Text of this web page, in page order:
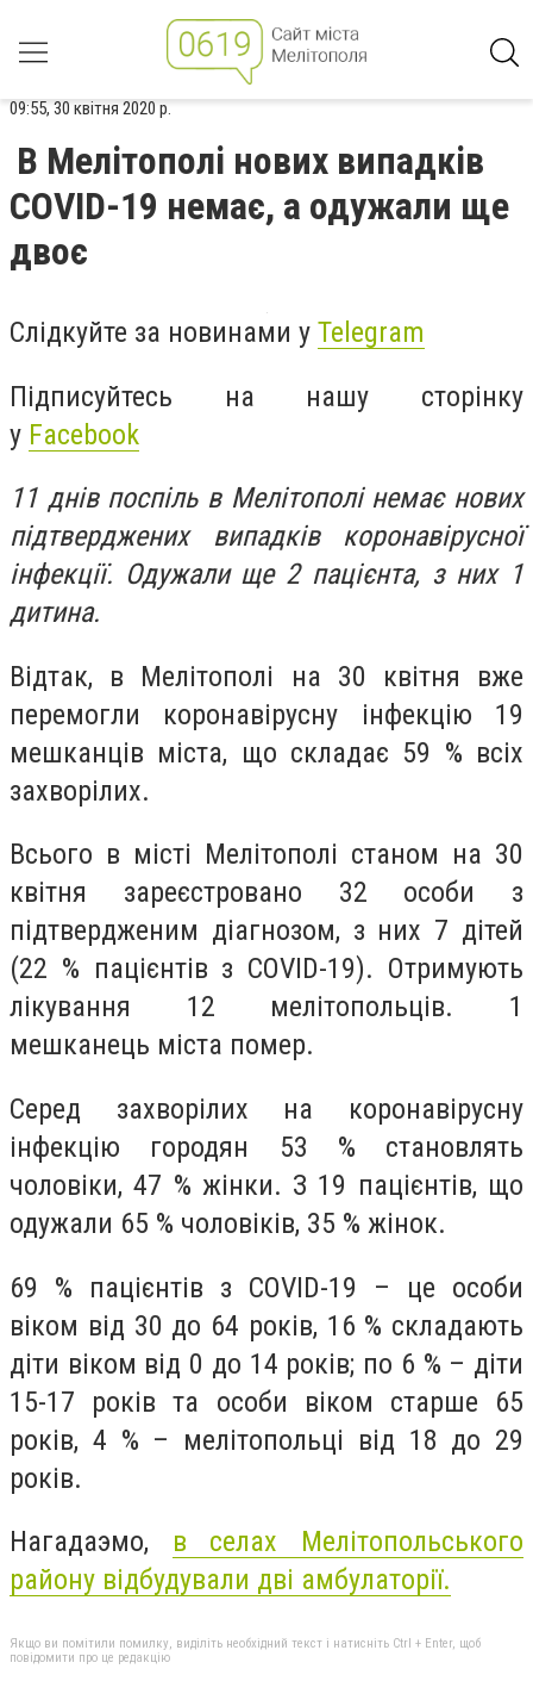
09:55, 30 квітня 2020 р.
В Мелітополі нових випадків
COVID-19 немає, а одужали ще
двоє
Слідкуйте за новинами у Telegram
Підписуйтесь на нашу сторінку
у Facebook
11 днів поспіль в Мелітополі немає нових
підтверджених випадків коронавірусної
інфекції. Одужали ще 2 пацієнта, з них 1
дитина.
Відтак, в Мелітополі на 30 квітня вже
перемогли коронавірусну інфекцію 19
мешканців міста, що складає 59 % всіх
захворілих.
Всього в місті Мелітополі станом на 30
квітня зареєстровано 32 особи з
підтвердженим діагнозом, з них 7 дітей
(22 % пацієнтів з COVID-19). Отримують
лікування 12 мелітопольців. 1
мешканець міста помер.
Серед захворілих на коронавірусну
інфекцію городян 53 % становлять
чоловіки, 47 % жінки. З 19 пацієнтів, що
одужали 65 % чоловіків, 35 % жінок.
69 % пацієнтів з COVID-19 – це особи
віком від 30 до 64 років, 16 % складають
діти віком від 0 до 14 років; по 6 % – діти
15-17 років та особи віком старше 65
років, 4 % – мелітопольці від 18 до 29
років.
Нагадаэмо, в селах Мелітопольського
району відбудували дві амбулаторії.
Якщо ви помітили помилку, виділіть необхідний текст і натисніть Ctrl + Enter, щоб
повідомити про це редакцію